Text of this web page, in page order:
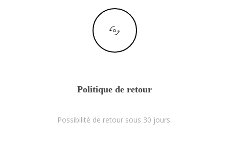
Politique de retour
Possibilité de retour sous 30 jours.